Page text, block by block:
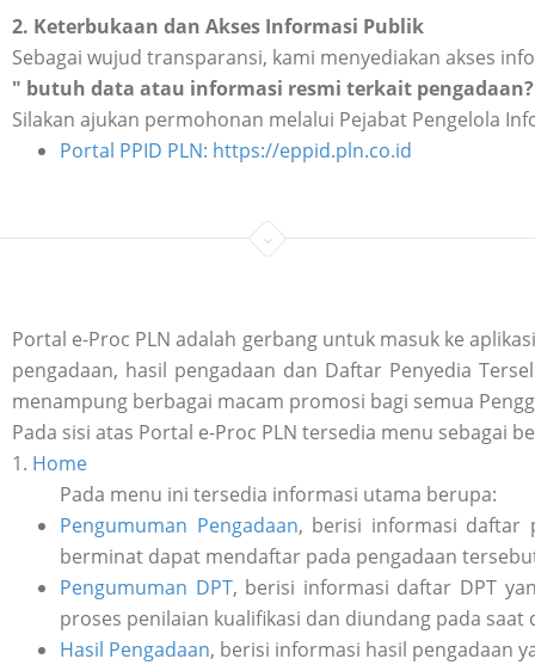
2. Keterbukaan dan Akses Informasi Publik
Sebagai wujud transparansi, kami menyediakan akses
" butuh data atau informasi resmi terkait
Silakan ajukan permohonan melalui Pejabat Pengelola
Portal PPID PLN: https://eppid.pln.co.id
Portal e-Proc PLN adalah gerbang untuk masuk ke
pengadaan, hasil pengadaan dan Daftar Penyedia
menampung berbagai macam promosi bagi semua
Pada sisi atas Portal e-Proc PLN tersedia menu sebagai
1. Home
Pada menu ini tersedia informasi utama berupa:
Pengumuman Pengadaan, berisi informasi daftar
berminat dapat mendaftar pada pengadaan
Pengumuman DPT, berisi informasi daftar DPT
proses penilaian kualifikasi dan diundang pada
Hasil Pengadaan, berisi informasi hasil pengadaan